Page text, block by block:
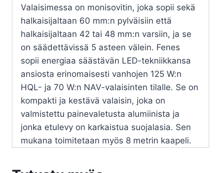
Valaisimessa on monisovitin, joka sopii sekä
halkaisijaltaan 60 mm:n pylväisiin että
halkaisijaltaan 42 tai 48 mm:n varsiin, ja se
on säädettävissä 5 asteen välein. Fenes
sopii energiaa säästävän LED-tekniikkansa
ansiosta erinomaisesti vanhojen 125 W:n
HQL- ja 70 W:n NAV-valaisinten tilalle. Se on
kompakti ja kestävä valaisin, joka on
valmistettu painevaletusta alumiinista ja
jonka etulevy on karkaistua suojalasia. Sen
mukana toimitetaan myös 8 metrin kaapeli.